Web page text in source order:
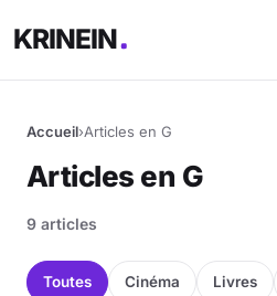
KRINEIN
Accueil›Articles en G
Articles en G
9 articles
Toutes Cinéma Livres